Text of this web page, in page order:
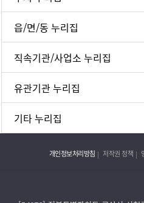
읍/면/동 누리집
직속기관/사업소 누리집
유관기관 누리집
기타 누리집
개인정보처리방침 저작권 정책